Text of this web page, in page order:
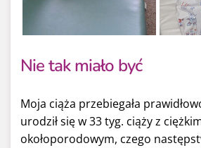
Nie tak miało być
Moja ciąża przebiegała
urodził się w 33 tyg. ciąży z
okołoporodowym, czego